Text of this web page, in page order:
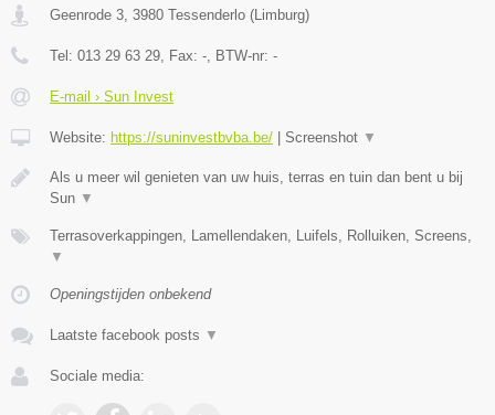
Geenrode 3 3980 Tessenderlo ( Limburg)
Tel: 013 29 63 29 , Fax: - , BTW-nr: -
E-mail › Sun Invest
Website: https://suninvestbvba.be/ Screenshot ▼
Als u meer wil genieten van uw huis, terras en tuin dan bent u bij
Sun ▼
Terrasoverkappingen, Lamellendaken, Luifels, Rolluiken, Screens,
▼
Openingstijden onbekend
Laatste facebook posts ▼
Sociale media: